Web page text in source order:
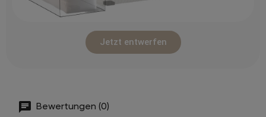
Jetzt entwerfen
Bewertungen (0)